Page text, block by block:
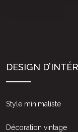
DESIGN
Style minimaliste
Décoration vintage